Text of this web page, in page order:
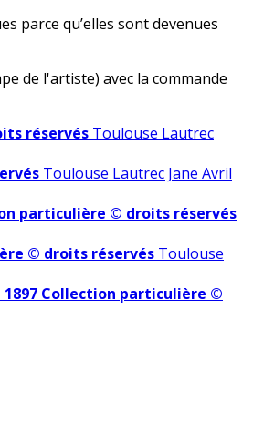
parce qu’elles sont devenues
de l'artiste) avec la commande
réservés Toulouse Lautrec
Toulouse Lautrec Jane Avril
particulière © droits réservés
© droits réservés Toulouse
1897 Collection particulière ©